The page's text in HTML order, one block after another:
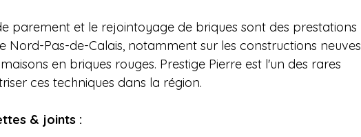
parement et le rejointoyage de briques sont des prestations
Nord-Pas-de-Calais, notamment sur les constructions neuves
en briques rouges. Prestige Pierre est l'un des rares
ces techniques dans la région.
& joints :